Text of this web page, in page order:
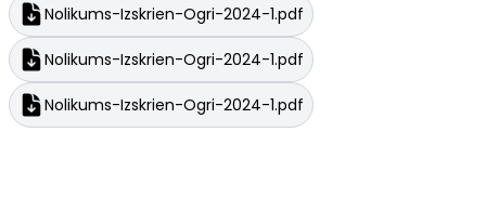
Nolikums-Izskrien-Ogri-2024-1.pdf
Nolikums-Izskrien-Ogri-2024-1.pdf
Nolikums-Izskrien-Ogri-2024-1.pdf